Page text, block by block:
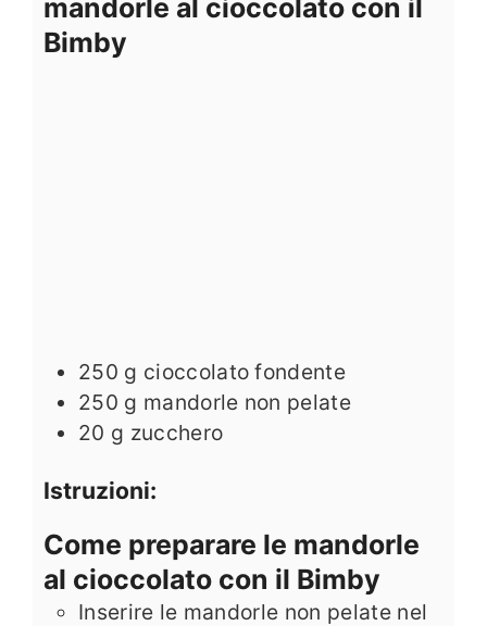
mandorle al cioccolato con il
Bimby
250 g cioccolato fondente
250 g mandorle non pelate
20 g zucchero
Istruzioni:
Come preparare le mandorle
al cioccolato con il Bimby
Inserire le mandorle non pelate nel